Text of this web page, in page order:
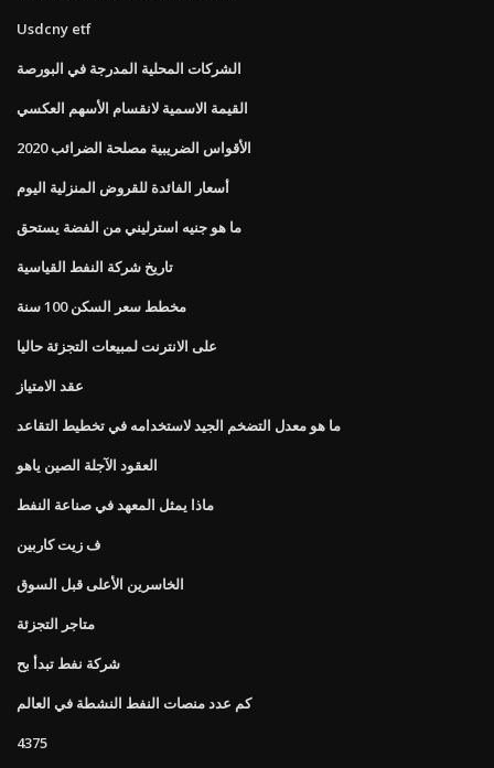
Usdcny etf
الشركات المحلية المدرجة في البورصة
القيمة الاسمية لانقسام الأسهم العكسي
الأقواس الضريبية مصلحة الضرائب 2020
أسعار الفائدة للقروض المنزلية اليوم
ما هو جنيه استرليني من الفضة يستحق
تاريخ شركة النفط القياسية
مخطط سعر السكن 100 سنة
على الانترنت لمبيعات التجزئة حاليا
عقد الامتياز
ما هو معدل التضخم الجيد لاستخدامه في تخطيط التقاعد
العقود الآجلة الصين ياهو
ماذا يمثل المعهد في صناعة النفط
ف زيت كاربين
الخاسرين الأعلى قبل السوق
متاجر التجزئة
شركة نفط تبدأ بح
كم عدد منصات النفط النشطة في العالم
4375